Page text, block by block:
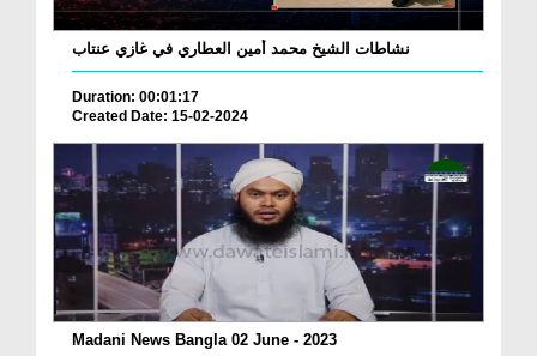
نشاطات الشيخ محمد أمين العطاري في غازي عنتاب
Duration: 00:01:17
Created Date: 15-02-2024
Madani News Bangla 02 June - 2023